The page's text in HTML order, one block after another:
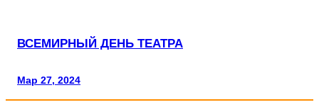
ВСЕМИРНЫЙ ДЕНЬ ТЕАТРА
Мар 27, 2024